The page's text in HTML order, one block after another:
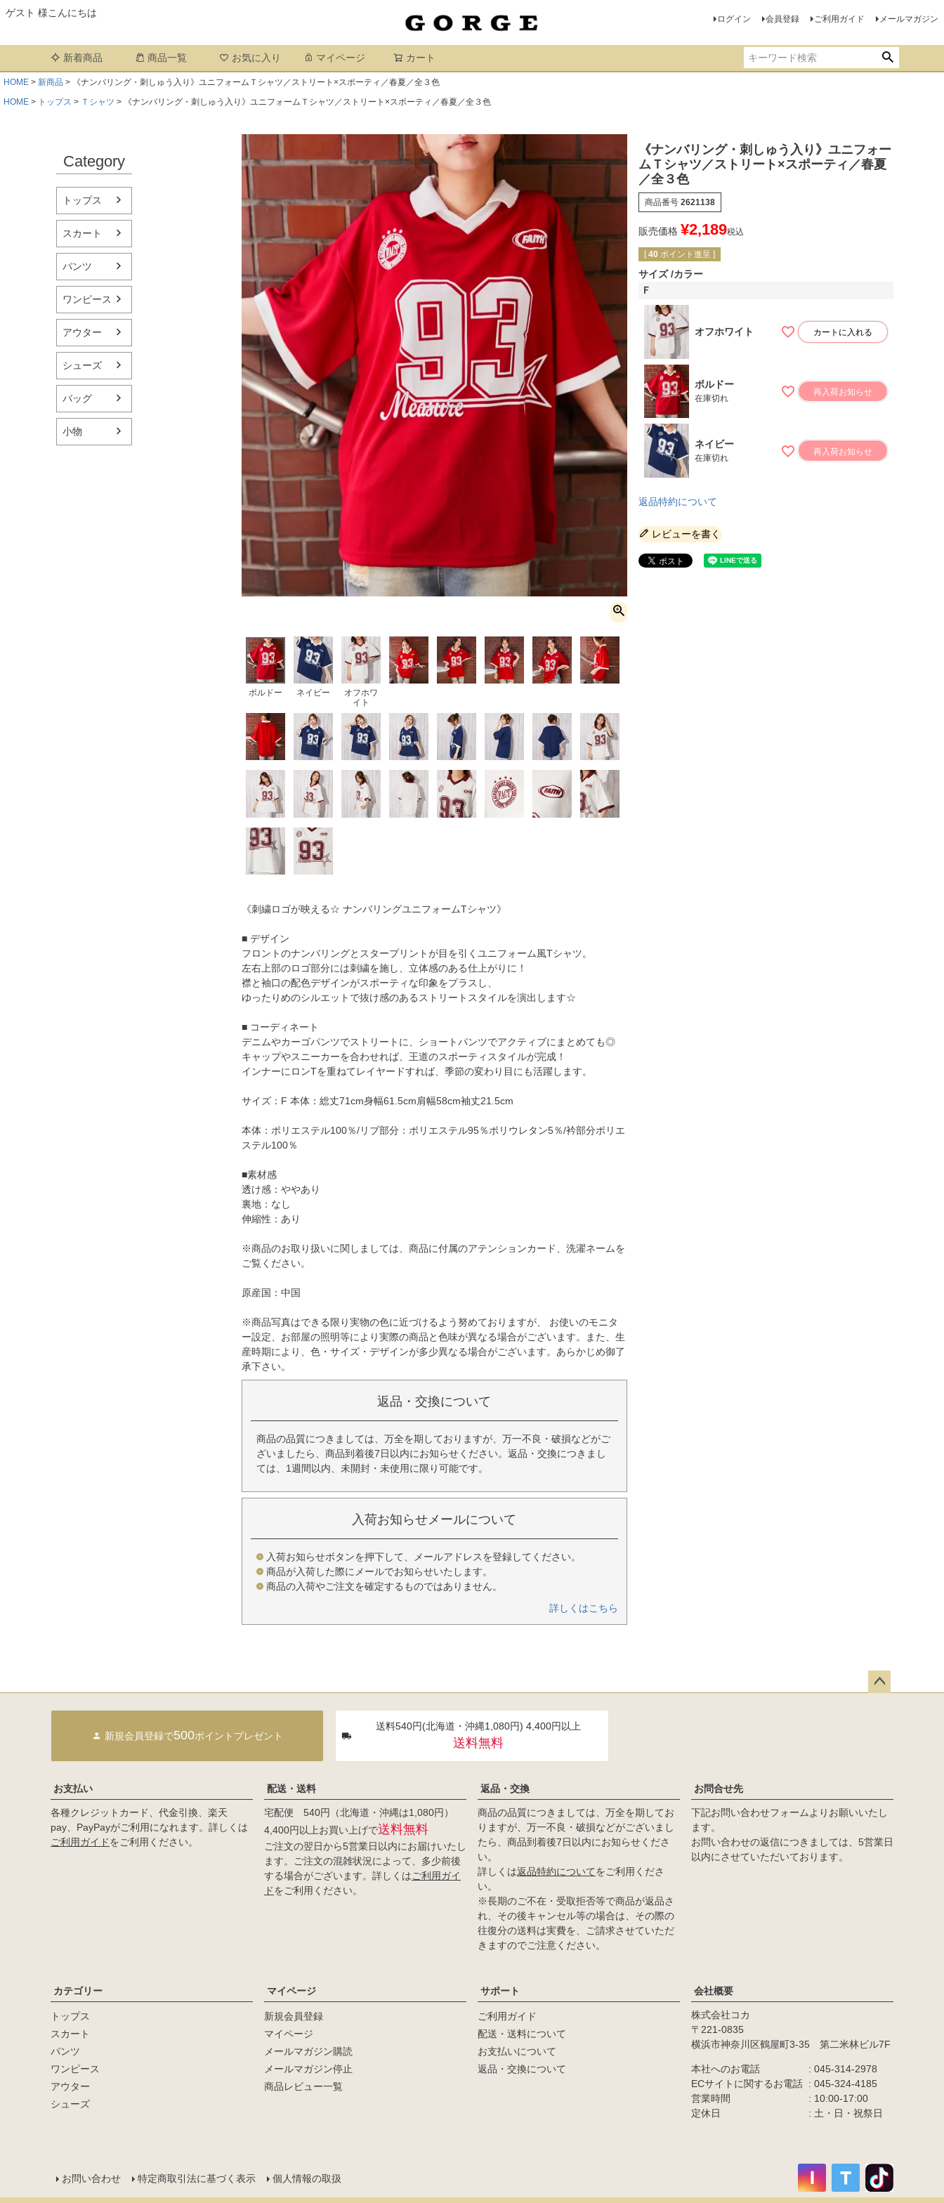
ゲスト 様こんにちは
ログイン 会員登録 ご利用ガイド メールマガジン
新着商品 商品一覧 お気に入り マイページ カート
HOME 新商品
《ナンバリング・刺しゅう入り》ユニフォームＴシャツ／ストリート×スポーティ／春夏／全３色
HOME
トップス Ｔシャツ 《ナンバリング・刺しゅう入り》ユニフォームＴシャツ／ストリート×スポーティ／春夏／全３色
Category
トップス
スカート
パンツ
ワンピース
アウター
シューズ
バッグ
小物
ボルドー ネイビー
オフホワ
イト
《刺繍ロゴが映える☆ ナンバリングユニフォームTシャツ》
■ デザイン
フロントのナンバリングとスタープリントが目を引くユニフォーム風Tシャツ。
左右上部のロゴ部分には刺繍を施し、立体感のある仕上がりに！
襟と袖口の配色デザインがスポーティな印象をプラスし、
ゆったりめのシルエットで抜け感のあるストリートスタイルを演出します☆
■ コーディネート
デニムやカーゴパンツでストリートに、ショートパンツでアクティブにまとめても◎
キャップやスニーカーを合わせれば、王道のスポーティスタイルが完成！
インナーにロンTを重ねてレイヤードすれば、季節の変わり目にも活躍します。
サイズ：F 本体：総丈71cm身幅61.5cm肩幅58cm袖丈21.5cm
本体：ポリエステル100％/リブ部分：ポリエステル95％ポリウレタン5％/衿部分ポリエ
ステル100％
■素材感
透け感：ややあり
裏地：なし
伸縮性：あり
※商品のお取り扱いに関しましては、商品に付属のアテンションカード、洗濯ネームを
ご覧ください。
原産国：中国
※商品写真はできる限り実物の色に近づけるよう努めておりますが、 お使いのモニタ
ー設定、お部屋の照明等により実際の商品と色味が異なる場合がございます。また、生
産時期により、色・サイズ・デザインが多少異なる場合がございます。あらかじめ御了
承下さい。
返品・交換について
商品の品質につきましては、万全を期しておりますが、万一不良・破損などがご
ざいましたら、商品到着後7日以内にお知らせください。返品・交換につきまし
ては、1週間以内、未開封・未使用に限り可能です。
入荷お知らせメールについて
入荷お知らせボタンを押下して、メールアドレスを登録してください。
商品が入荷した際にメールでお知らせいたします。
商品の入荷やご注文を確定するものではありません。
詳しくはこちら
《ナンバリング・刺しゅう入り》ユニフォー
ムＴシャツ／ストリート×スポーティ／春夏
／全３色
商品番号 2621138
販売価格 ¥2,189税込
[ 40 ポイント進呈 ]
サイズ カラー
Ｆ
オフホワイト カートに入れる
ボルドー
在庫切れ
再入荷お知らせ
ネイビー
在庫切れ
再入荷お知らせ
返品特約について
レビューを書く
新規会員登録で500ポイントプレゼント
送料540円(北海道・沖縄1,080円) 4,400円以上
送料無料
お支払い
各種クレジットカード、代金引換、楽天
pay、PayPayがご利用になれます。詳しくは
ご利用ガイドをご利用ください。
配送・送料
宅配便 540円（北海道・沖縄は1,080円）
4,400円以上お買い上げで送料無料
ご注文の翌日から5営業日以内にお届けいたし
ます。ご注文の混雑状況によって、多少前後
する場合がございます。詳しくはご利用ガイ
ドをご利用ください。
返品・交換
商品の品質につきましては、万全を期してお
りますが、万一不良・破損などがございまし
たら、商品到着後7日以内にお知らせくださ
い。
詳しくは返品特約についてをご利用くださ
い。
※長期のご不在・受取拒否等で商品が返品さ
れ、その後キャンセル等の場合は、その際の
往復分の送料は実費を、ご請求させていただ
きますのでご注意ください。
お問合せ先
下記お問い合わせフォームよりお願いいたし
ます。
お問い合わせの返信につきましては、5営業日
以内にさせていただいております。
カテゴリー
トップス
スカート
パンツ
ワンピース
アウター
シューズ
マイページ
新規会員登録
マイページ
メールマガジン購読
メールマガジン停止
商品レビュー一覧
サポート
ご利用ガイド
配送・送料について
お支払いについて
返品・交換について
会社概要
株式会社コカ
221-0835
横浜市神奈川区鶴屋町3-35 第二米林ビル7F
本社へのお電話
045-314-2978
ECサイトに関するお電話
045-324-4185
営業時間
10:00-17:00
定休日
土・日・祝祭日
お問い合わせ 特定商取引法に基づく表示 個人情報の取扱
カラー
商品番号/JANコード
並び順
価格が高い順 優先度順 キーワードヒット順